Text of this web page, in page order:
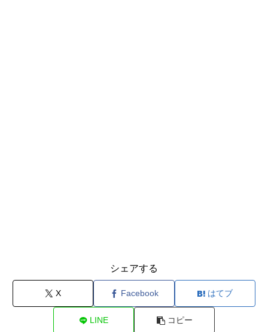
シェアする
X Facebook はてブ
LINE コピー